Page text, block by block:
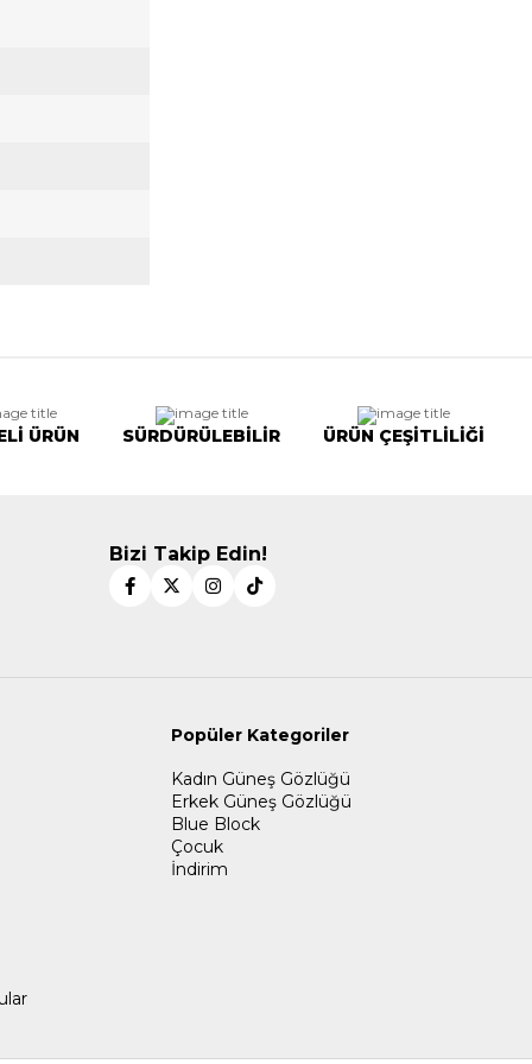
ÜRÜN SÜRDÜRÜLEBİLİR ÜRÜN ÇEŞİTLİLİĞİ
Bizi Takip Edin!
Popüler Kategoriler
Kadın Güneş Gözlüğü
Erkek Güneş Gözlüğü
Blue Block
Çocuk
İndirim